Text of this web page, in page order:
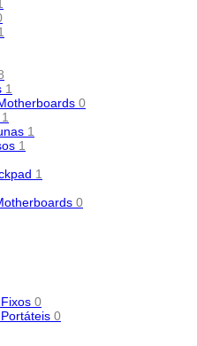
1
0
1
1
1
1
0
0
0